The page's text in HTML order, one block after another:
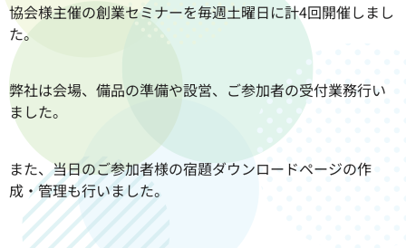
協会様主催の創業セミナーを毎週土曜日に計4回開催しまし
た。
弊社は会場、備品の準備や設営、ご参加者の受付業務行い
ました。
また、当日のご参加者様の宿題ダウンロードページの作
成・管理も行いました。